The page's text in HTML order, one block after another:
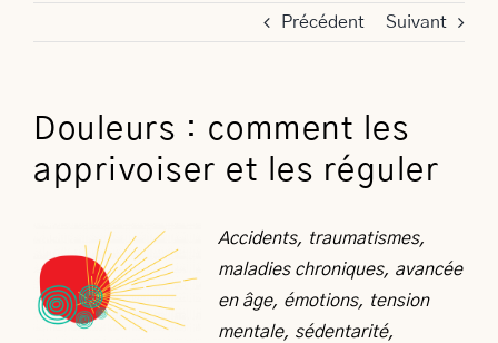
Précédent Suivant
Douleurs : comment les
apprivoiser et les réguler
Accidents, traumatismes,
maladies chroniques, avancée
en âge, émotions, tension
mentale, sédentarité,